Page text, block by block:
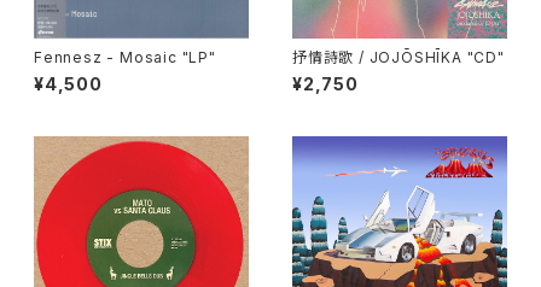
Fennesz - Mosaic "LP"
¥4,500
抒情詩歌 / JOJŌSHĪKA "CD"
¥2,750